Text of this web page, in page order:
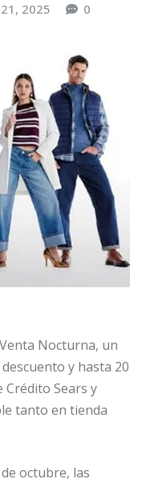
2025 0
Nocturna, un
y hasta 20
Crédito Sears y
tanto en tienda
octubre, las